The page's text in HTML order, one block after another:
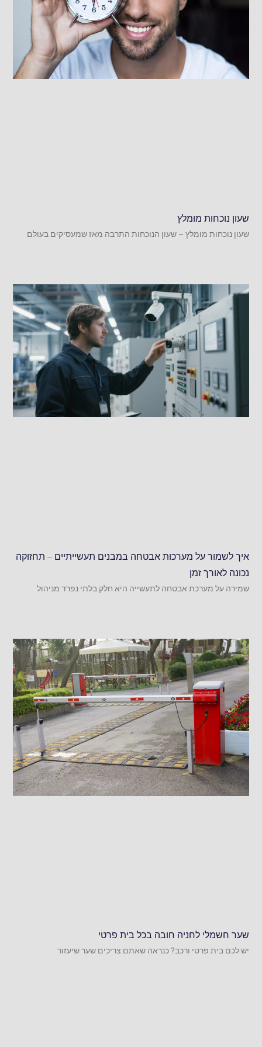
שעון נוכחות מומלץ
שעון נוכחות מומלץ – שעון הנוכחות התרבה מאז שמעסיקים בעולם
איך לשמור על מערכות אבטחה במבנים תעשייתיים – תחזוקה
נכונה לאורך זמן
שמירה על מערכת אבטחה לתעשייה היא חלק בלתי נפרד מניהול
שער חשמלי לחניה חובה בכל בית פרטי
יש לכם בית פרטי ורכב? כנראה שאתם צריכים שער שיעזור